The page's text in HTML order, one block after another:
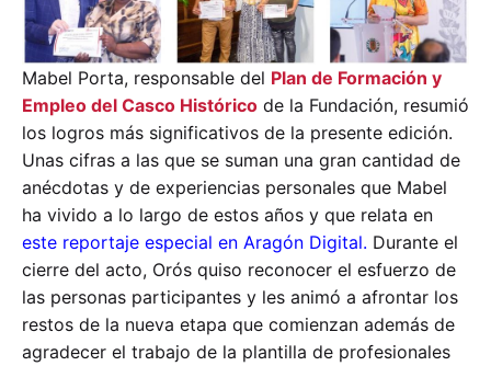
Mabel Porta, responsable del Plan de Formación y
Empleo del Casco Histórico de la Fundación, resumió
los logros más significativos de la presente edición.
Unas cifras a las que se suman una gran cantidad de
anécdotas y de experiencias personales que Mabel
ha vivido a lo largo de estos años y que relata en
este reportaje especial en Aragón Digital. Durante el
cierre del acto, Orós quiso reconocer el esfuerzo de
las personas participantes y les animó a afrontar los
restos de la nueva etapa que comienzan además de
agradecer el trabajo de la plantilla de profesionales